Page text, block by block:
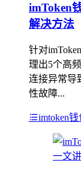
imToken
解决方法
针对
理出5个高
连接异常导
性故障...
imtoken